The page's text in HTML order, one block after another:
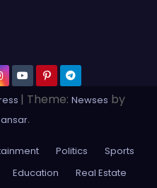
| Theme: Newses by
.
Politics
Sports
Education
Real Estate